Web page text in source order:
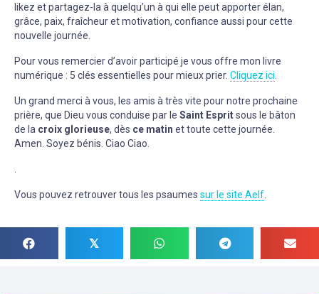
likez et partagez-la à quelqu’un à qui elle peut apporter élan,
grâce, paix, fraîcheur et motivation, confiance aussi pour cette
nouvelle journée.
Pour vous remercier d’avoir participé je vous offre mon livre
numérique : 5 clés essentielles pour mieux prier. Cliquez ici.
Un grand merci à vous, les amis à très vite pour notre prochaine
prière, que Dieu vous conduise par le Saint Espritsous le bâton
de la croix glorieuse, dès ce matin et toute cette journée.
Amen. Soyez bénis. Ciao Ciao.
.
Vous pouvez retrouver tous les psaumes sur le site Aelf.
𝕏